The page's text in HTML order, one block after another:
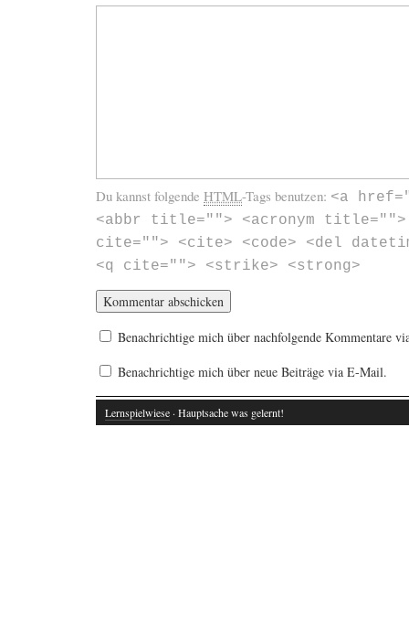
Du kannst folgende HTML-Tags benutzen: <a
<abbr title=""> <acronym title="">
cite=""> <cite> <code> <del
<q cite=""> <strike> <strong>
Benachrichtige mich über nachfolgende Kommentare
Benachrichtige mich über neue Beiträge via E-Mail.
Lernspielwiese · Hauptsache was gelernt!